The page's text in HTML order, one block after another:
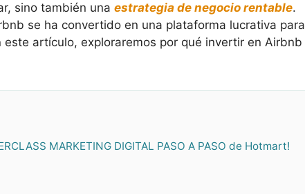
sino también una estrategia de negocio rentable.
se ha convertido en una plataforma lucrativa para
artículo, exploraremos por qué invertir en Airbnb
MARKETING DIGITAL PASO A PASO de Hotmart!